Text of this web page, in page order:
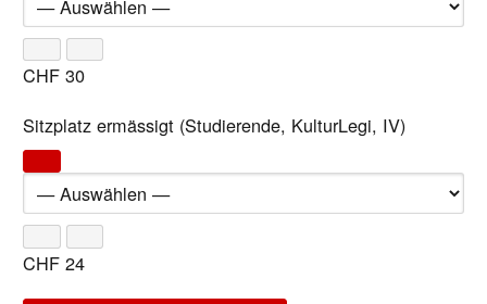
CHF 30
Sitzplatz ermässigt (Studierende, KulturLegi, IV)
CHF 24